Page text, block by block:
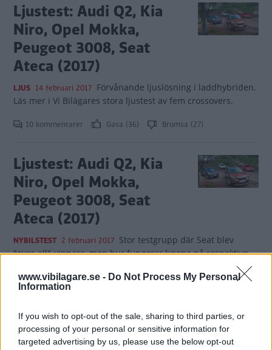
www.vibilagare.se - Do Not Process My Personal
Information
If you wish to opt-out of the sale, sharing to third parties, or
processing of your personal or sensitive information for
targeted advertising by us, please use the below opt-out
Ljustest: Audi Q2, Kia
Niro, Opel Mokka,
Peugeot 3008, Seat
Ateca (2017)
LJUS 14 februari 2017 Förvånande ljuslösning i laddhybriden.
Läs mer i Vi Bilägares stora ljustest av fem crossovers.
10 kommentarer Gasa (36) Bromsa (27)
Ljustest: Audi Q2, Kia
Niro, Opel Mokka,
Peugeot 3008, Seat
Ateca (2017)
NYBILSTEST 2 februari 2017 Stor testgrupp där Seat blev
"over-all"-vinnare, men hur fungerar lysena på respektive
0 kommentarer
Test: Audi Q2, Kia Niro,